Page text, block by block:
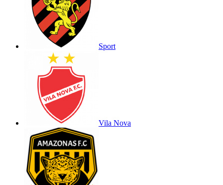
Sport
Vila Nova